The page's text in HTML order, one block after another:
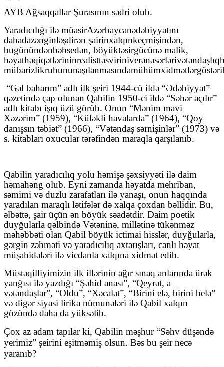
AYB Ağsaqqallar Şurasının sədri olub.
Yaradıcılığı ilə müasirAzərbaycanədəbiyyatını
dahadazənginləşdirən şairinxalqınkeçmişindən,
bugünündənbəhsedən, böyüktəsirgücünə malik,
həyathəqiqətlərininrealisttəsviriniverənəsərlərivətəndaşlıq
mübarizlikruhununaşılanmasındamühümxidmətlərgöstə
“Gəl baharım” adlı ilk şeiri 1944-cü ildə “Ədəbiyyat”
qəzetində çap olunan Qabilin 1950-ci ildə “Səhər açılır”
adlı kitabı işıq üzü görüb. Onun “Mənim mavi
Xəzərim” (1959), “Küləkli havalarda” (1964), “Qoy
danışsın təbiət” (1966), “Vətəndaş sərnişinlər” (1973) və
s. kitabları oxucular tərəfindən maraqla qarşılanıb.
Qabilin yaradıcılıq yolu həmişə şəxsiyyəti ilə daim
həmahəng olub. Eyni zamanda həyatda mehriban,
səmimi və duzlu zarafatları ilə yanaşı, onun haqqında
yaradılan maraqlı lətifələr də xalqa çoxdan bəllidir. Bu,
əlbəttə, şair üçün ən böyük səadətdir. Daim poetik
duyğularla qəlbində Vətəninə, millətinə tükənməz
məhəbbəti olan Qabil böyük ictimai hisslər, duyğularla,
gərgin zəhməti və yaradıcılıq axtarışları, canlı həyat
müşahidələri ilə vicdanla xalqına xidmət edib.
Müstəqilliyimizin ilk illərinin ağır sınaq anlarında ürək
yanğısı ilə yazdığı “Şəhid anası”, “Qeyrət, a
vətəndaşlar”, “Oldu”, “Xəcalət”, “Birini elə, birini belə”
və digər siyasi lirika nümunələri ilə Qabil xalqın
gözündə daha da yüksəlib.
Çox az adam tapılar ki, Qabilin məşhur “Səhv düşəndə
yerimiz” şeirini eşitməmiş olsun. Bəs bu şeir necə
yaranıb?